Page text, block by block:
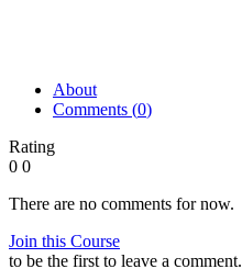
About
Comments (0)
Rating
0 0
There are no comments for now.
Join this Course
to be the first to leave a comment.